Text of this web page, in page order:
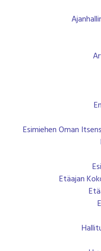
Esimiehen Oman
Etäajan